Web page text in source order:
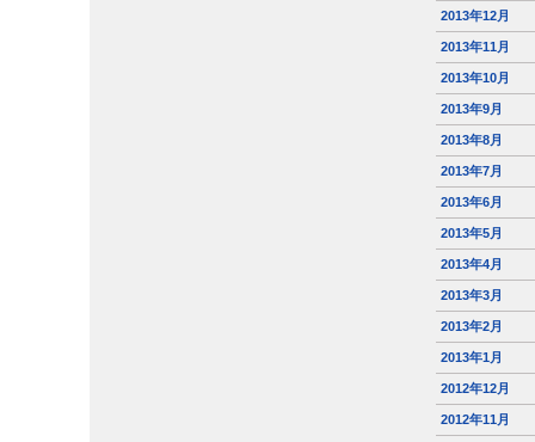
2013年12月
2013年11月
2013年10月
2013年9月
2013年8月
2013年7月
2013年6月
2013年5月
2013年4月
2013年3月
2013年2月
2013年1月
2012年12月
2012年11月